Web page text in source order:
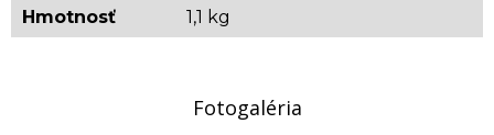
Produkt priamo od výrobcu.
Hmotnosť 1,1 kg
Fotogaléria